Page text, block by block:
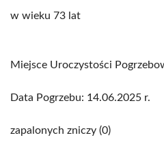
w wieku 73 lat
Miejsce Uroczystości
Data Pogrzebu: 14.06.2025 r.
zapalonych zniczy (0)